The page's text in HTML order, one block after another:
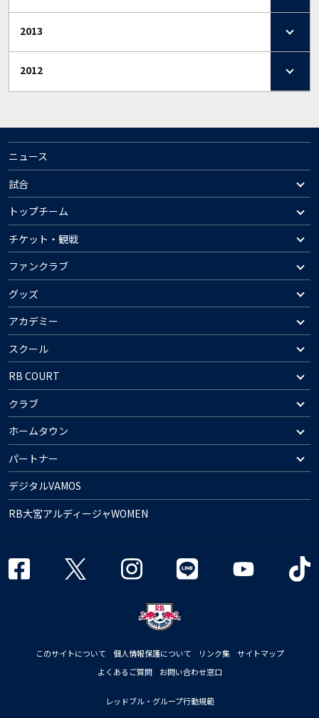
2013
2012
ニュース
試合
トップチーム
チケット・観戦
ファンクラブ
グッズ
アカデミー
スクール
RB COURT
クラブ
ホームタウン
パートナー
デジタルVAMOS
RB大宮アルディージャWOMEN
このサイトについて 個人情報保護について リンク集
サイトマップ
よくあるご質問
お問い合わせ窓口
レッドブル・グループ行動規範